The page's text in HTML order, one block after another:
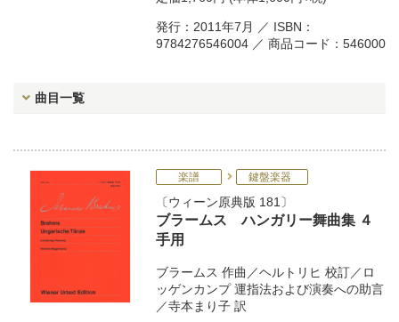
発行：2011年7月 ／ ISBN：
9784276546004 ／ 商品コード：546000
曲目一覧
楽譜 鍵盤楽器
ウィーン原典版 181
ブラームス ハンガリー舞曲集 ４
手用
ブラームス 作曲／ヘルトリヒ 校訂／ ロ
ッゲンカンプ運指法および演奏への助言
／寺本まり子 訳